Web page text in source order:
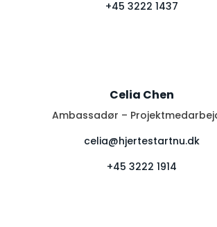
+45 3222 1437
Celia Chen
Ambassadør –
celia@hjertestartnu.dk
+45 3222 1914